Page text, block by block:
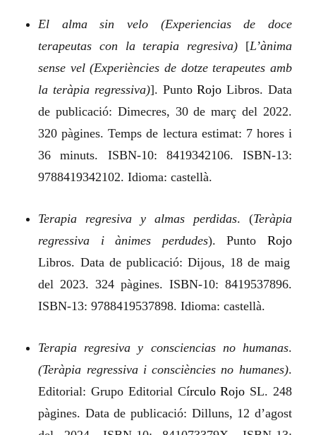
El alma sin velo (Experiencias de doce
terapeutas con la terapia regresiva)[L’ànima
sense vel (Experiències de dotze terapeutes amb
la teràpia regressiva)]. PuntoRojo Libros. Data
de publicació: Dimecres, 30 de març del 2022.
320 pàgines. Temps de lectura estimat: 7 hores i
36 minuts. ISBN‑10: 8419342106. ISBN‑13:
9788419342102. Idioma: castellà.
Terapia regresiva y almas perdidas. (Teràpia
regressiva i ànimes perdudes). Punto Rojo
Libros. Data de publicació: Dijous, 18 de maig
del 2023. 324 pàgines. ISBN‑10: 8419537896.
ISBN‑13: 9788419537898. Idioma: castellà.
Terapia regresiva y consciencias no humanas.
(Teràpia regressiva i consciències no humanes).
Editorial: Grupo Editorial Círculo RojoSL. 248
pàgines. Data de publicació: Dilluns, 12 d’agost